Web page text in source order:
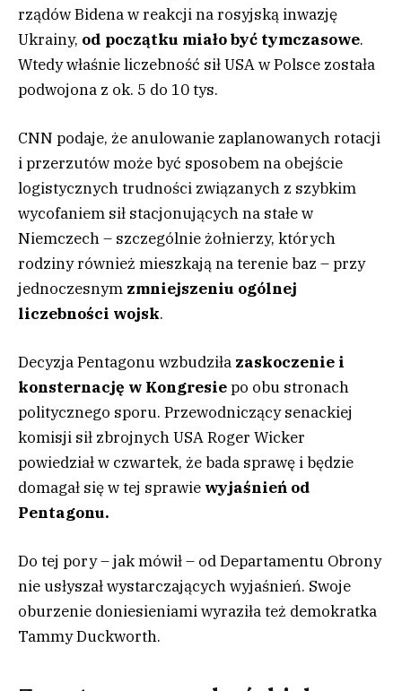
rządów Bidena w reakcji na rosyjską inwazję
Ukrainy, od początku miało być tymczasowe.
Wtedy właśnie liczebność sił USA w Polsce została
podwojona z ok. 5 do 10 tys.
CNN podaje, że anulowanie zaplanowanych rotacji
i przerzutów może być sposobem na obejście
logistycznych trudności związanych z szybkim
wycofaniem sił stacjonujących na stałe w
Niemczech – szczególnie żołnierzy, których
rodziny również mieszkają na terenie baz – przy
jednoczesnym zmniejszeniu ogólnej
liczebności wojsk.
Decyzja Pentagonu wzbudziła zaskoczenie i
konsternację w Kongresiepo obu stronach
politycznego sporu. Przewodniczący senackiej
komisji sił zbrojnych USA Roger Wicker
powiedział w czwartek, że bada sprawę i będzie
domagał się w tej sprawie wyjaśnień od
Pentagonu.
Do tej pory – jak mówił – od Departamentu Obrony
nie usłyszał wystarczających wyjaśnień. Swoje
oburzenie doniesieniami wyraziła też demokratka
Tammy Duckworth.